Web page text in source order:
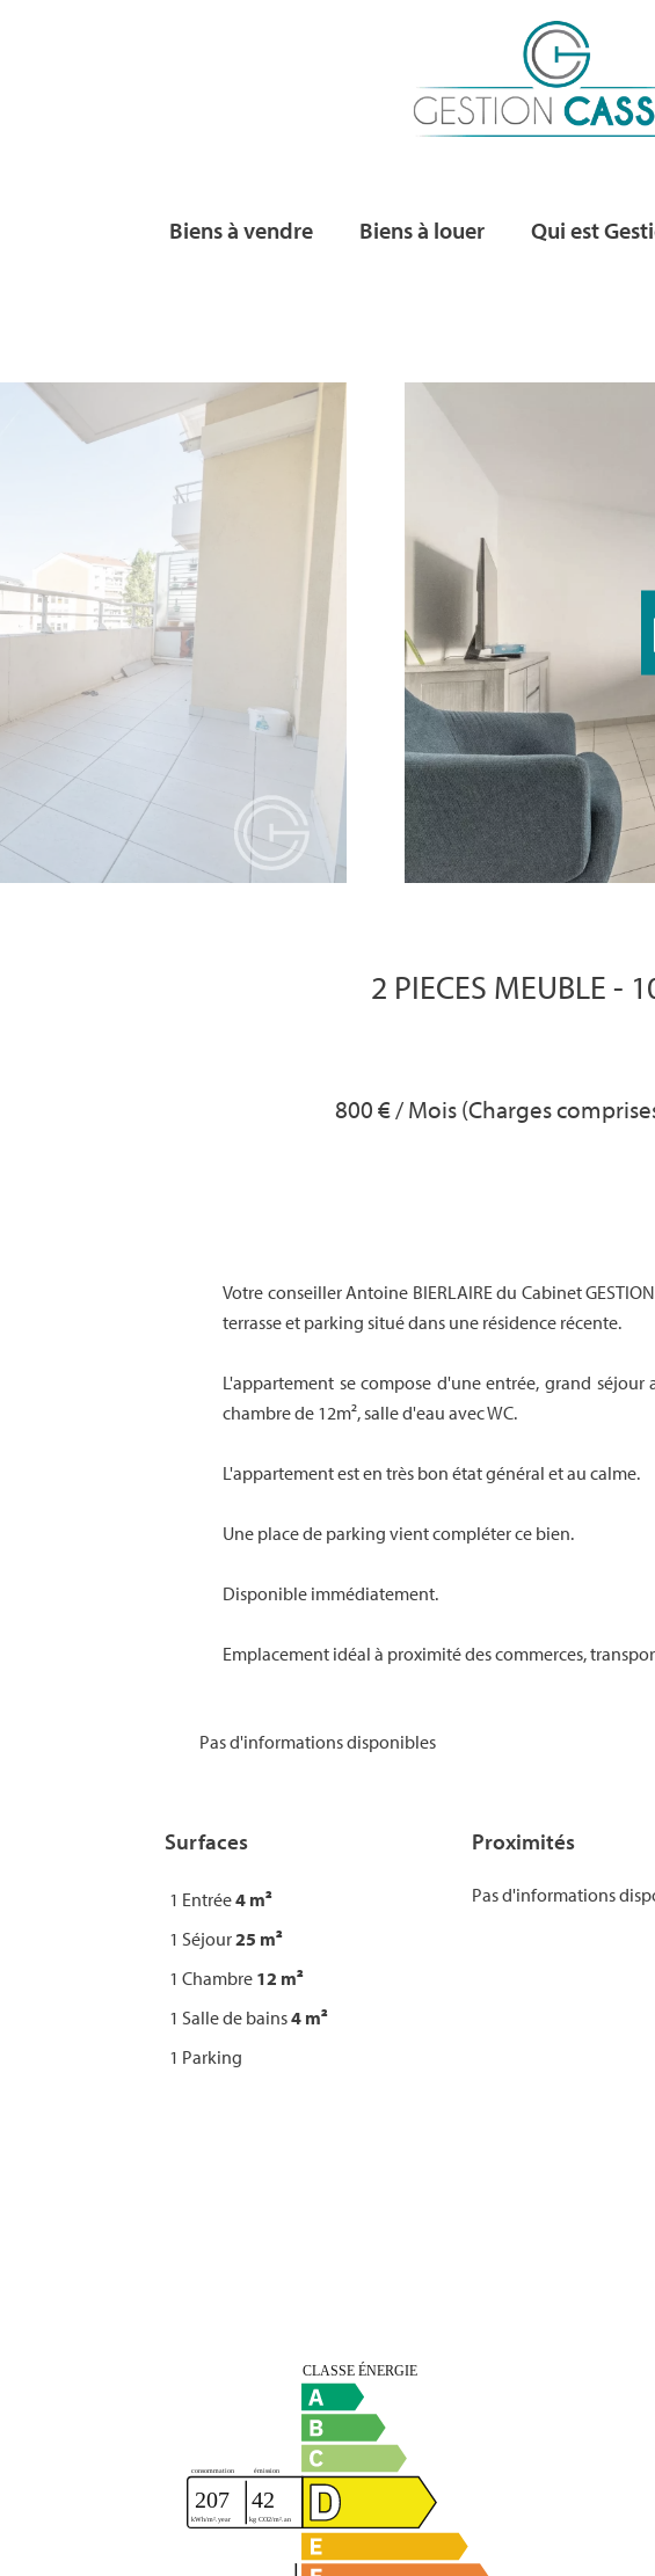
Biens à vendre Biens à louer Qui est
2 PIECES MEUBLE -
800 € / Mois (Charges
Votre conseiller Antoine BIERLAIRE du Cabinet
terrasse et parking situé dans une résidence récente.
L'appartement se compose d'une entrée, grand
chambre de 12m², salle d'eau avec WC.
L'appartement est en très bon état général et au calme.
Une place de parking vient compléter ce bien.
Disponible immédiatement.
Emplacement idéal à proximité des commerces,
Pas d'informations disponibles
Surfaces
1 Entrée4 m²
1 Séjour25 m²
1 Chambre 12 m²
1 Salle de bains4 m²
1 Parking
Proximités
Pas d'informations